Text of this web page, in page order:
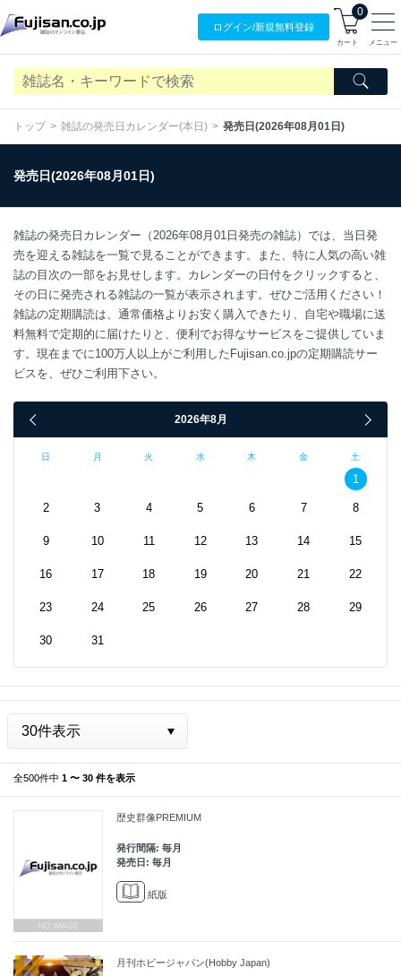
ログイン/新規無料登録
0
カート メニュー
トップ 雑誌の発売日カレンダー(本日) 発売日(2026年08月01日)
発売日(2026年08月01日)
雑誌の発売日カレンダー（2026年08月01日発売の雑誌）では、当日発
売を迎える雑誌を一覧で見ることができます。また、特に人気の高い雑
誌の目次の一部をお見せします。カレンダーの日付をクリックすると、
その日に発売される雑誌の一覧が表示されます。ぜひご活用ください！
雑誌の定期購読は、通常価格よりお安く購入できたり、自宅や職場に送
料無料で定期的に届けたりと、便利でお得なサービスをご提供していま
す。現在までに100万人以上がご利用したFujisan.co.jpの定期購読サー
ビスを、ぜひご利用下さい。
2026年8月
日 月 火 水 木 金 土
1
2 3 4 5 6 7 8
9 10 11 12 13 14 15
16 17 18 19 20 21 22
23 24 25 26 27 28 29
30 31
全500件中 1 〜 30 件を表示
歴史群像PREMIUM
発行間隔: 毎月
発売日: 毎月
紙版
月刊ホビージャパン(Hobby Japan)